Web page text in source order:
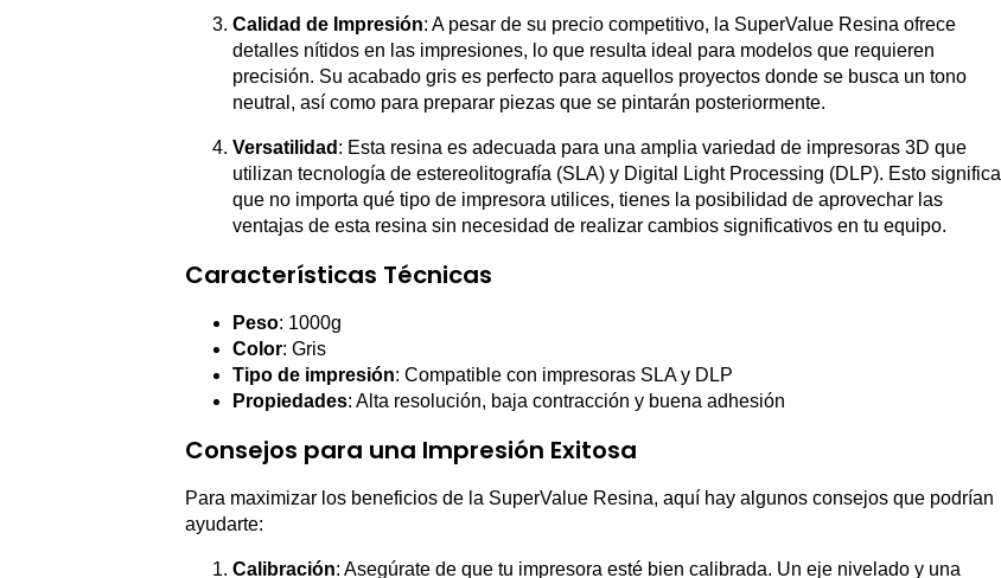
Calidad de Impresión: A pesar de su precio competitivo, la SuperValue Resina ofrece
detalles nítidos en las impresiones, lo que resulta ideal para modelos que requieren
precisión. Su acabado gris es perfecto para aquellos proyectos donde se busca un tono
neutral, así como para preparar piezas que se pintarán posteriormente.
Versatilidad : Esta resina es adecuada para una amplia variedad de impresoras 3D que
utilizan tecnología de estereolitografía (SLA) y Digital Light Processing (DLP). Esto significa
que no importa qué tipo de impresora utilices, tienes la posibilidad de aprovechar las
ventajas de esta resina sin necesidad de realizar cambios significativos en tu equipo.
Características Técnicas
Peso: 1000g
Color: Gris
Tipo de impresión: Compatible con impresoras SLA y DLP
Propiedades: Alta resolución, baja contracción y buena adhesión
Consejos para una Impresión Exitosa
Para maximizar los beneficios de la SuperValue Resina, aquí hay algunos consejos que podrían
ayudarte:
Calibración: Asegúrate de que tu impresora esté bien calibrada. Un eje nivelado y una